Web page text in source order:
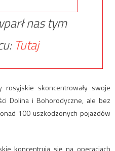
nas tym
Tutaj
rosyjskie skoncentrowały swoje
Dolina i Bohorodyczne, ale bez
100 uszkodzonych pojazdów